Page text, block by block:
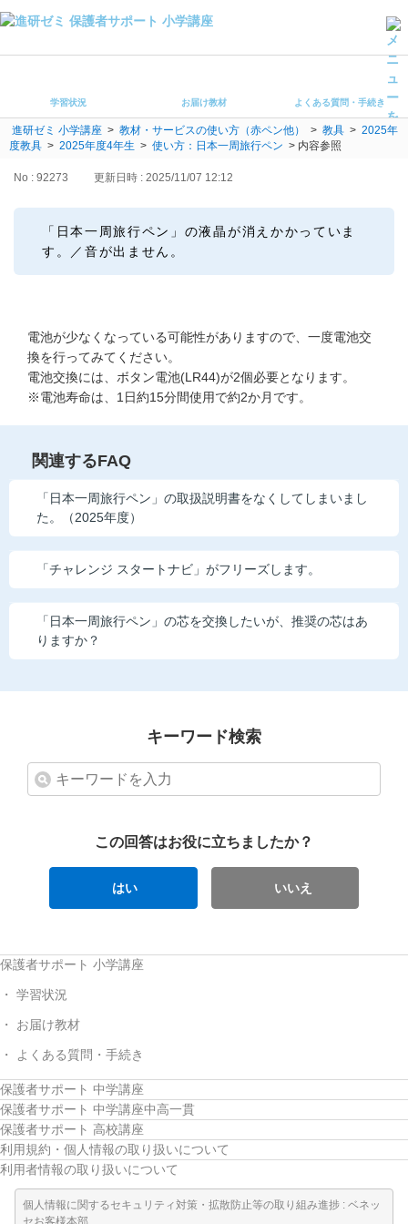
よくある質問・手続き
保護者サポート小学講座 トップ
登録情報の変更・各種お手続き
お客様サポート(手続き・照会)
カテゴリーから探す
お問い合わせ窓口
他の講座のよくある質問・手続きはこちら
こどもちゃれんじ
進研ゼミ 中学講座
進研ゼミ 高校講座
学習状況 お届け教材 よくある質問・手続き
進研ゼミ 小学講座 > 教材・サービスの使い方（赤ペン他） > 教具 > 2025年
度教具 > 2025年度4年生 > 使い方：日本一周旅行ペン > 内容参照
No : 92273 更新日時 : 2025/11/07 12:12
「日本一周旅行ペン」の液晶が消えかかっていま
す。／音が出ません。
電池が少なくなっている可能性がありますので、一度電池交
換を行ってみてください。
電池交換には、ボタン電池(LR44)が2個必要となります。
※電池寿命は、1日約15分間使用で約2か月です。
関連するFAQ
「日本一周旅行ペン」の取扱説明書をなくしてしまいまし
た。（2025年度）
「チャレンジ スタートナビ」がフリーズします。
「日本一周旅行ペン」の芯を交換したいが、推奨の芯はあ
りますか？
キーワード検索
この回答はお役に立ちましたか？
はい いいえ
保護者サポート 小学講座
学習状況
お届け教材
よくある質問・手続き
保護者サポート 中学講座
保護者サポート 中学講座中高一貫
保護者サポート 高校講座
利用規約・個人情報の取り扱いについて
利用者情報の取り扱いについて
個人情報に関するセキュリティ対策・拡散防止等の取り組み進捗 : ベネッ
セお客様本部